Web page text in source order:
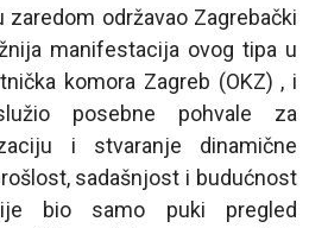
održavao Zagrebački
manifestacija ovog tipa u
komora Zagreb (OKZ) , i
posebne pohvale za
i stvaranje dinamične
sadašnjost i budućnost
bio samo puki pregled